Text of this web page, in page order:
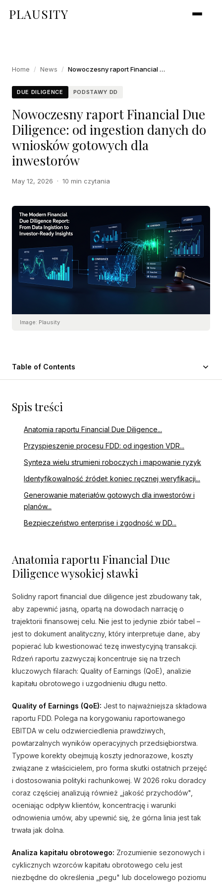
PLAUSITY
Home / News / Nowoczesny raport Financial Due Diligence: od ingestion danych do wniosków gotowych dla inwestorów
DUE DILIGENCE PODSTAWY DD
Nowoczesny raport Financial Due
Diligence: od ingestion danych do
wniosków gotowych dla
inwestorów
May 12, 2026 · 10 min czytania
Image: Plausity
Table of Contents
Spis treści
Anatomia raportu Financial Due Diligence...
Przyspieszenie procesu FDD: od ingestion VDR...
Synteza wielu strumieni roboczych i mapowanie ryzyk
Identyfikowalność źródeł: koniec ręcznej weryfikacji...
Generowanie materiałów gotowych dla inwestorów i
planów...
Bezpieczeństwo enterprise i zgodność w DD...
Anatomia raportu Financial Due
Diligence wysokiej stawki
Solidny raport financial due diligence jest zbudowany tak,
aby zapewnić jasną, opartą na dowodach narrację o
trajektorii finansowej celu. Nie jest to jedynie zbiór tabel –
jest to dokument analityczny, który interpretuje dane, aby
popierać lub kwestionować tezę inwestycyjną transakcji.
Rdzeń raportu zazwyczaj koncentruje się na trzech
kluczowych filarach: Quality of Earnings (QoE), analizie
kapitału obrotowego i uzgodnieniu długu netto.
Quality of Earnings (QoE): Jest to najważniejsza składowa
raportu FDD. Polega na korygowaniu raportowanego
EBITDA w celu odzwierciedlenia prawdziwych,
powtarzalnych wyników operacyjnych przedsiębiorstwa.
Typowe korekty obejmują koszty jednorazowe, koszty
związane z właścicielem, pro forma skutki ostatnich przejęć
i dostosowania polityki rachunkowej. W 2026 roku doradcy
coraz częściej analizują również „jakość przychodów",
oceniając odpływ klientów, koncentrację i warunki
odnowienia umów, aby upewnić się, że górna linia jest tak
trwała jak dolna.
Analiza kapitału obrotowego: Zrozumienie sezonowych i
cyklicznych wzorców kapitału obrotowego celu jest
niezbędne do określenia „pegu" lub docelowego poziomu